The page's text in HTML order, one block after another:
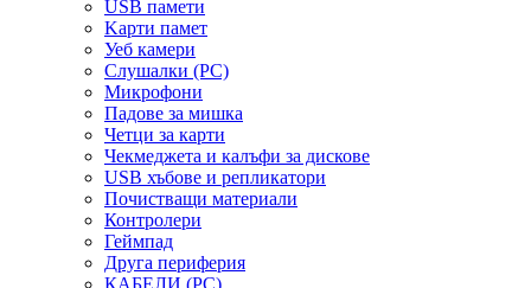
USB памети
Kарти памет
Уеб камери
Слушалки (PC)
Микрофони
Падове за мишка
Четци за карти
Чекмеджета и калъфи за дискове
USB хъбове и репликатори
Почистващи материали
Контролери
Геймпад
Друга периферия
КАБЕЛИ (PC)